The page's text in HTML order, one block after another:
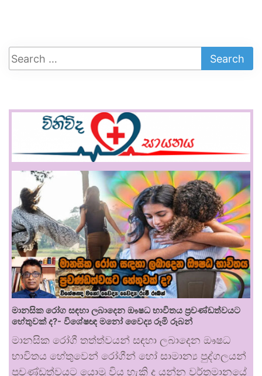
මානසික රෝග සඳහා ලබාදෙන ඖෂධ භාවිතය ප්‍රචණ්ඩත්වයට
හේතුවක් ද?- විශේෂඥ මනෝ වෛද්‍ය රූමි රූබන්
මානසික රෝගී තත්ත්වයන් සඳහා ලබාදෙන ඖෂධ
භාවිතය හේතුවෙන් රෝගීන් හෝ සාමාන්‍ය පුද්ගලයන්
ප්‍රචණ්ඩත්වයට යොමු විය හැකි ද යන්න වර්තමානයේ